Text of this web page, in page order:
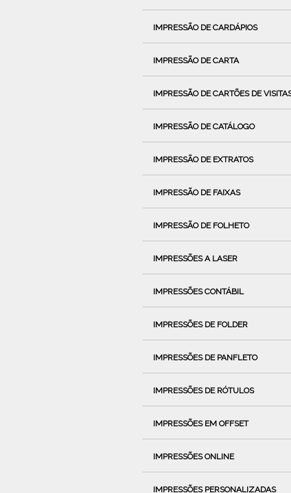
IMPRESSÃO DE CARDÁPIOS
IMPRESSÃO DE CARTA
IMPRESSÃO DE CARTÕES DE
IMPRESSÃO DE CATÁLOGO
IMPRESSÃO DE EXTRATOS
IMPRESSÃO DE FAIXAS
IMPRESSÃO DE FOLHETO
IMPRESSÕES A LASER
IMPRESSÕES CONTÁBIL
IMPRESSÕES DE FOLDER
IMPRESSÕES DE PANFLETO
IMPRESSÕES DE RÓTULOS
IMPRESSÕES EM OFFSET
IMPRESSÕES ONLINE
IMPRESSÕES PERSONALIZADAS